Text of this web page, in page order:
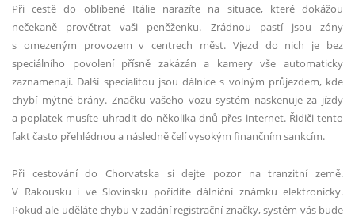
Při cestě do oblíbené Itálie narazíte na situace, které dokážou
nečekaně provětrat vaši peněženku. Zrádnou pastí jsou zóny
s omezeným provozem v centrech měst. Vjezd do nich je bez
speciálního povolení přísně zakázán a kamery vše automaticky
zaznamenají. Další specialitou jsou dálnice s volným průjezdem, kde
chybí mýtné brány. Značku vašeho vozu systém naskenuje za jízdy
a poplatek musíte uhradit do několika dnů přes internet. Řidiči tento
fakt často přehlédnou a následně čelí vysokým finančním sankcím.
Při cestování do Chorvatska si dejte pozor na tranzitní země.
V Rakousku i ve Slovinsku pořídíte dálniční známku elektronicky.
Pokud ale uděláte chybu v zadání registrační značky, systém vás bude